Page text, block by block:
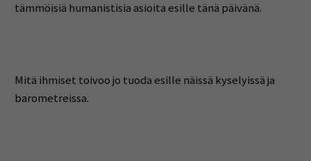
tämmöisiä humanistisia asioita esille tänä päivänä.
Mitä ihmiset toivoo jo tuoda esille näissä kyselyissä ja
barometreissa.